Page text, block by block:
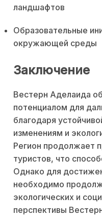
ландшафтов
Образовательные
окружающей среды
Заключение
Вестерн Аделаида
потенциалом для
благодаря
изменениям и
Регион продолжает
туристов, что
Однако для
необходимо
экологических и
перспективы